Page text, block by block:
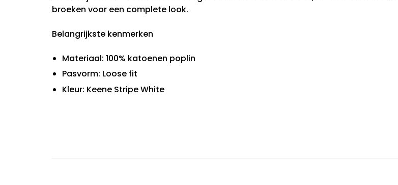
broeken voor een complete look.
Belangrijkste kenmerken
Materiaal: 100% katoenen poplin
Pasvorm: Loose fit
Kleur: Keene Stripe White